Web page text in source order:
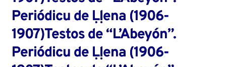
Periódicu de Ḷḷena (1906-
1907)Testos de “L’Abeyón”.
Periódicu de Ḷḷena (1906-